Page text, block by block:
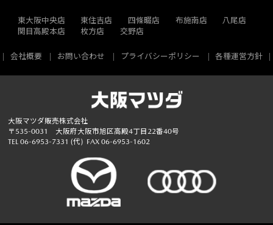
東大阪中央店 東住吉店 四條畷店 布施南店
八尾店
関目高殿本店
枚方店 交野店
会社概要 お問い合わせ プライバシーポリシー 各種運営方針
大阪マツダ販売株式会社
〒535-0031 大阪府大阪市旭区高殿4丁目22番40号
TEL 06-6953-7331 (代) FAX 06-6953-1602